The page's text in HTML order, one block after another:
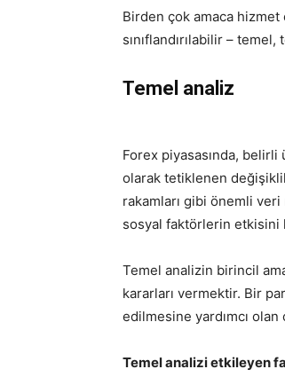
Birden çok amaca hizmet
sınıflandırılabilir –
Temel analiz
Forex piyasasında,
olarak tetiklenen
rakamları gibi önemli
sosyal faktörlerin etkisini
Temel analizin birincil
kararları vermektir. Bir
edilmesine yardımcı
Temel analizi etkileyen